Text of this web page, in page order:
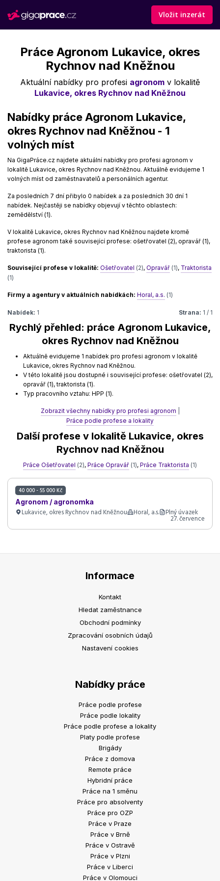
Vložit inzerát
Práce Agronom Lukavice, okres
Rychnov nad Kněžnou
Aktuální nabídky pro profesi agronom v lokalitě
Lukavice, okres Rychnov nad Kněžnou
Nabídky práce Agronom Lukavice,
okres Rychnov nad Kněžnou - 1
volných míst
Na GigaPráce.cz najdete aktuální nabídky pro profesi agronom v
lokalitě Lukavice, okres Rychnov nad Kněžnou. Aktuálně evidujeme 1
volných míst od zaměstnavatelů a personálních agentur.
Za posledních 7 dní přibylo 0 nabídek a za posledních 30 dní 1
nabídek. Nejčastěji se nabídky objevují v těchto oblastech:
zemědělství (1).
V lokalitě Lukavice, okres Rychnov nad Kněžnou najdete kromě
profese agronom také související profese: ošetřovatel (2), opravář (1),
traktorista (1).
Související profese v lokalitě: Ošetřovatel (2), Opravář (1), Traktorista
(1)
Firmy a agentury v aktuálních nabídkách: Horal, a.s. (1)
Nabídek: 1 Strana: 1 / 1
Rychlý přehled: práce Agronom Lukavice,
okres Rychnov nad Kněžnou
Aktuálně evidujeme 1 nabídek pro profesi agronom v lokalitě
Lukavice, okres Rychnov nad Kněžnou.
V této lokalitě jsou dostupné i související profese: ošetřovatel (2),
opravář (1), traktorista (1).
Typ pracovního vztahu: HPP (1).
Zobrazit všechny nabídky pro profesi agronom
Práce podle profese a lokality
Další profese v lokalitě Lukavice, okres
Rychnov nad Kněžnou
Práce Ošetřovatel (2), Práce Opravář (1), Práce Traktorista (1)
40 000 - 55 000 Kč
Agronom / agronomka
Lukavice, okres Rychnov nad Kněžnou Horal, a.s. Plný úvazek
27. července
Informace
Kontakt
Hledat zaměstnance
Obchodní podmínky
Zpracování osobních údajů
Nastavení cookies
Nabídky práce
Práce podle profese
Práce podle lokality
Práce podle profese a lokality
Platy podle profese
Brigády
Práce z domova
Remote práce
Hybridní práce
Práce na 1 směnu
Práce pro absolventy
Práce pro OZP
Práce v Praze
Práce v Brně
Práce v Ostravě
Práce v Plzni
Práce v Liberci
Práce v Olomouci